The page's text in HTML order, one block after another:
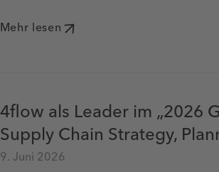
Mehr lesen
4flow als Leader im „2026
Supply Chain Strategy,
9. Juni 2026